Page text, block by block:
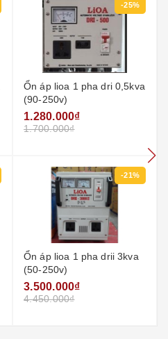
-25%
Ổn áp lioa 1 pha dri 0,5kva
(90-250v)
1.280.000₫
1.700.000₫
-21%
Ổn áp lioa 1 pha drii 3kva
(50-250v)
3.500.000₫
4.450.000₫